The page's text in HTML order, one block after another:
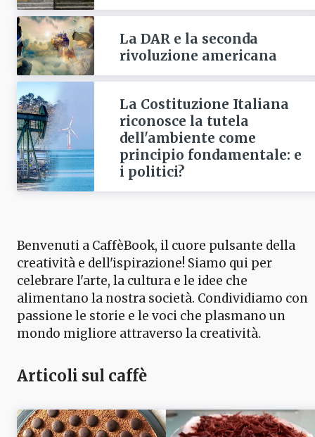
La DAR e la seconda
rivoluzione americana
La Costituzione Italiana
riconosce la tutela
dell'ambiente come
principio fondamentale: e
i politici?
Benvenuti a CaffèBook, il cuore pulsante della
creatività e dell'ispirazione! Siamo qui per
celebrare l'arte, la cultura e le idee che
alimentano la nostra società. Condividiamo con
passione le storie e le voci che plasmano un
mondo migliore attraverso la creatività.
Articoli sul caffè